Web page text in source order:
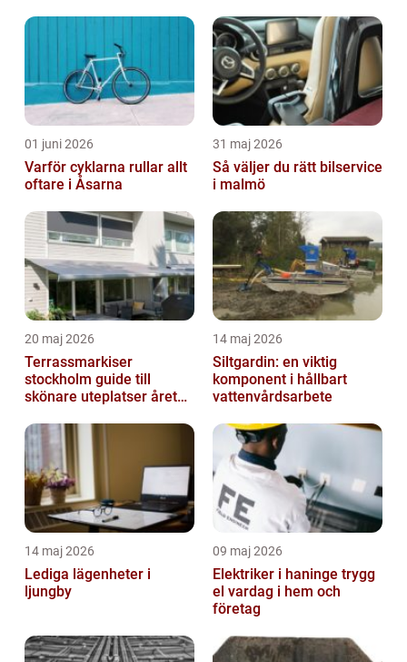
01 juni 2026
Varför cyklarna rullar allt
oftare i Åsarna
31 maj 2026
Så väljer du rätt bilservice
i malmö
20 maj 2026
Terrassmarkiser
stockholm guide till
skönare uteplatser året
14 maj 2026
Siltgardin: en viktig
komponent i hållbart
vattenvårdsarbete
14 maj 2026
Lediga lägenheter i
ljungby
09 maj 2026
Elektriker i haninge trygg
el vardag i hem och
företag